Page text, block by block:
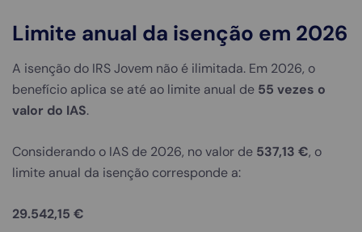
Limite anual da isenção em 2026
A isenção do IRS Jovem não é ilimitada. Em 2026, o
benefício aplica se até ao limite anual de 55 vezes o
valor do IAS.
Considerando o IAS de 2026, no valor de 537,13 €, o
limite anual da isenção corresponde a:
29.542,15 €